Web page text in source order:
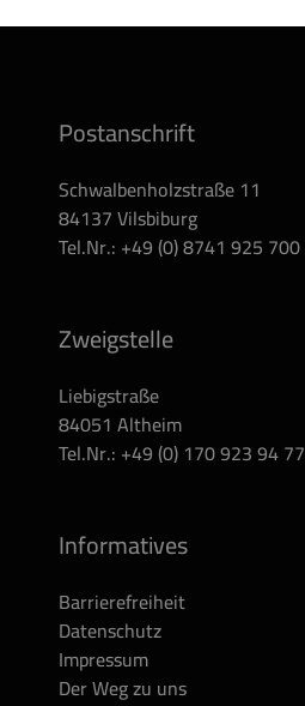
Postanschrift
Schwalbenholzstraße 11
84137 Vilsbiburg
Tel.Nr.: +49 (0) 8741 925 700
Zweigstelle
Liebigstraße
84051 Altheim
Tel.Nr.: +49 (0) 170 923 94 77
Informatives
Barrierefreiheit
Datenschutz
Impressum
Der Weg zu uns